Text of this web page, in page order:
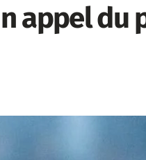
appel du